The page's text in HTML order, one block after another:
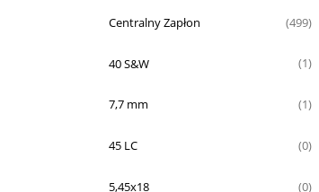
Centralny Zapłon (499)
40 S&W (1)
7,7 mm (1)
45 LC (0)
5,45x18 (0)